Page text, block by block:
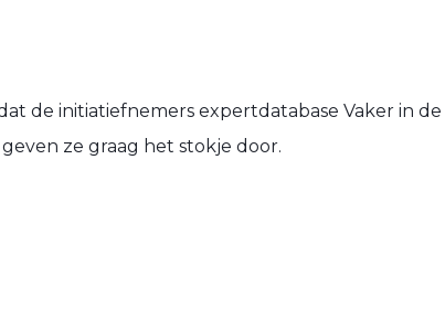
de initiatiefnemers expertdatabase Vaker in
ze graag het stokje door.